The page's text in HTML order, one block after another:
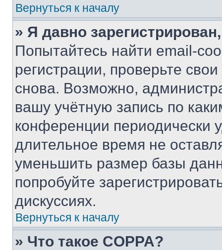
Вернуться к началу
» Я давно
Попытайтесь найти email-
регистрации, проверьте
снова. Возможно,
вашу учётную запись по
конференции периодически
длительное время не
уменьшить размер базы
попробуйте
дискуссиях.
Вернуться к началу
» Что такое COPPA?